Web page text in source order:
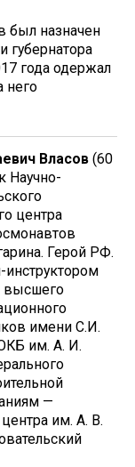
был назначен
губернатора
года одержал
него
Власов (60
Научно-
центра
Герой РФ.
высшего
имени С.И.
им. А. И.
—
им. А. В.